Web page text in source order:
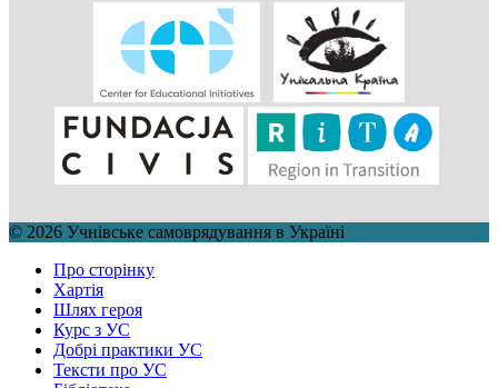
© 2026 Учнівське самоврядування в Україні
Про сторінку
Хартія
Шлях героя
Курс з УС
Добрі практики УС
Тексти про УС